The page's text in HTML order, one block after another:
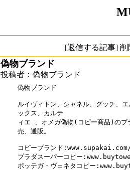
[返信する記事]
偽物ブランド
投稿者：偽物ブランド
偽物ブランド
ルイヴィトン、シャネル、グッチ、
ックス、カルテ
ィエ 、オメガ偽物(コピー商品)のブ
売、通販。
コピーブランド
プラダスーパーコピー
ボッテガ・ヴェネタコピー